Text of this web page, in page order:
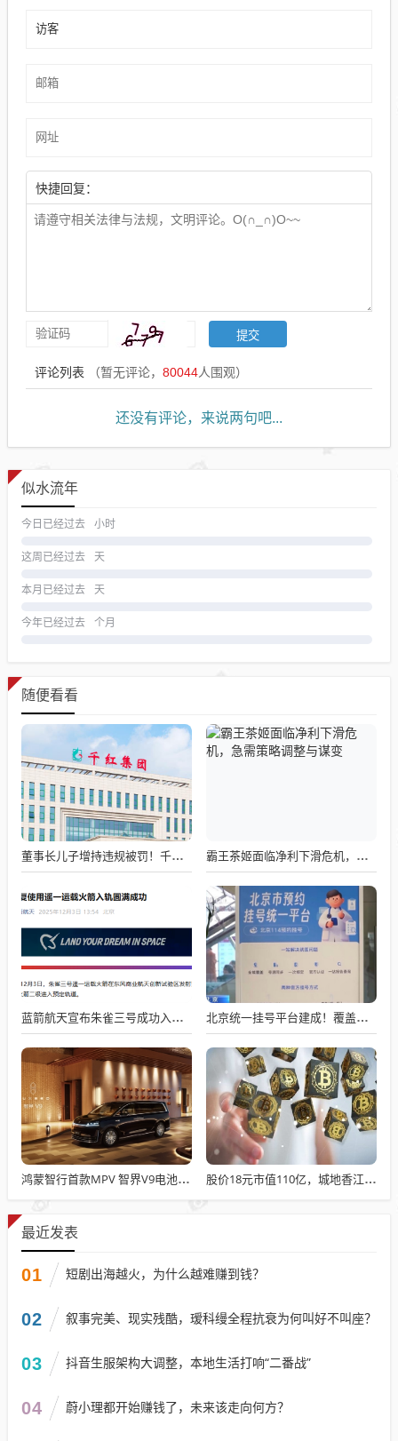
快捷回复：
评论列表 （暂无评论， 80044人围观）
还没有评论，来说两句吧...
似水流年
今日已经过去 小时
这周已经过去 天
本月已经过去 天
今年已经过去 个月
随便看看
董事长儿子增持违规被罚！千红制药市值128亿，半年净赚2.58亿却踩雷信托5年 霸王茶姬面临净利下滑危机，急需策略调整与谋变
蓝箭航天宣布朱雀三号成功入轨，技术突破五大项，深入排查回收失败原因 北京统一挂号平台建成！覆盖近300家二三甲医院号源
鸿蒙智行首款MPV 智界V9电池信息曝光：WLTC最远续航223km 股价18元市值110亿，城地香江却被查出连续7季财报失真
最近发表
01 短剧出海越火，为什么越难赚到钱？
02 叙事完美、现实残酷，瑷科缦全程抗衰为何叫好不叫座？
03 抖音生服架构大调整，本地生活打响“二番战”
04 蔚小理都开始赚钱了，未来该走向何方？